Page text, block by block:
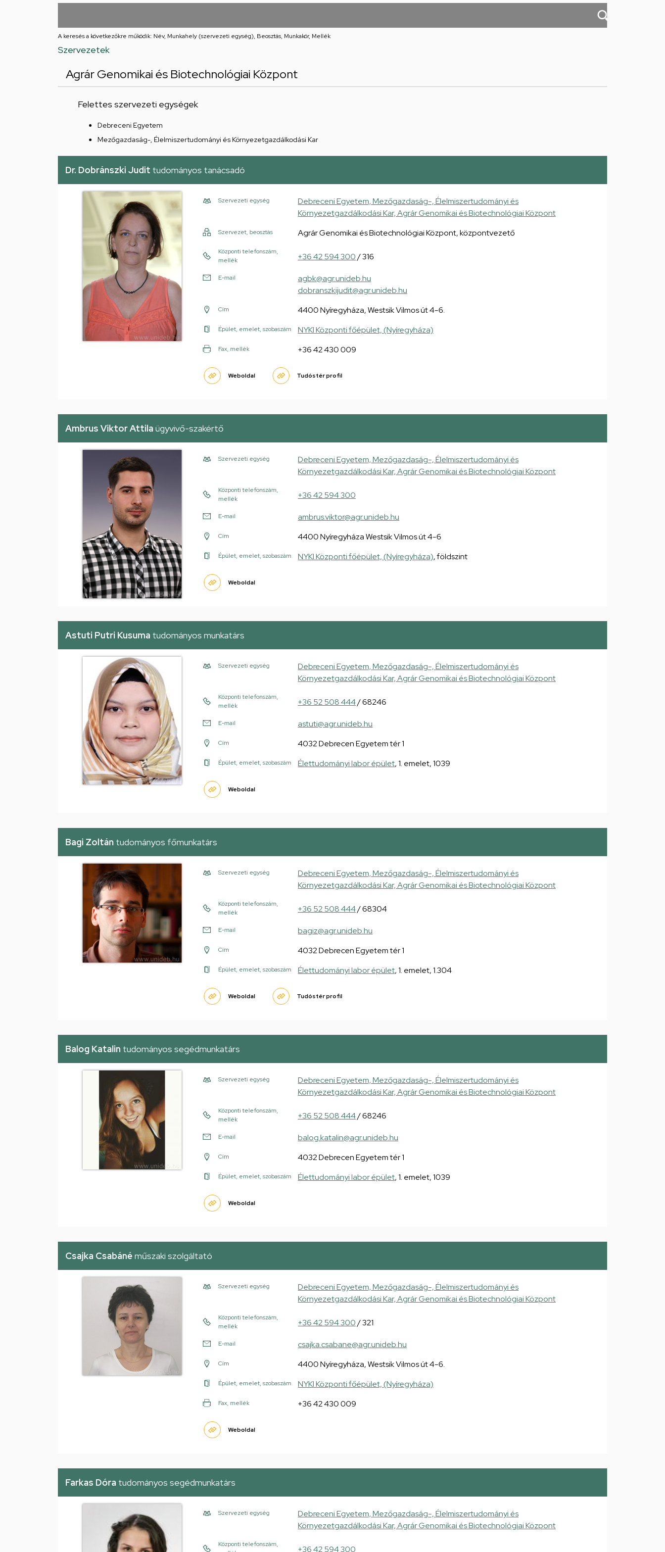
feladatellátási
A keresés a következőkre működik: Név, Munkahely (szervezeti egység), Beosztás, Munkakör, Mellék
Szervezetek
Agrár Genomikai és Biotechnológiai Központ
Felettes szervezeti egységek
Debreceni Egyetem
Mezőgazdaság-, Élelmiszertudományi és Környezetgazdálkodási Kar
Dr. Dobránszki Judit tudományos tanácsadó
Szervezeti egység
Debreceni Egyetem, Mezőgazdaság-, Élelmiszertudományi és
Környezetgazdálkodási Kar, Agrár Genomikai és Biotechnológiai Központ
Szervezet, beosztás Agrár Genomikai és Biotechnológiai Központ, központvezető
Központi telefonszám,
mellék
+36 42 594 300/ 316
E-mail
agbk@agr.unideb.hu
dobranszkijudit@agr.unideb.hu
Cím 4400 Nyíregyháza, Westsik Vilmos út 4-6.
Épület, emelet, szobaszám NYKI Központi főépület, (Nyíregyháza)
Fax, mellék +36 42 430 009
Weboldal Tudóstér profil
Ambrus Viktor Attila ügyvivő-szakértő
Szervezeti egység
Debreceni Egyetem, Mezőgazdaság-, Élelmiszertudományi és
Környezetgazdálkodási Kar, Agrár Genomikai és Biotechnológiai Központ
Központi telefonszám,
mellék
+36 42 594 300
E-mail ambrus.viktor@agr.unideb.hu
Cím 4400 Nyíregyháza Westsik Vilmos út 4-6
Épület, emelet, szobaszám NYKI Központi főépület, (Nyíregyháza), földszint
Weboldal
Astuti Putri Kusuma tudományos munkatárs
Szervezeti egység
Debreceni Egyetem, Mezőgazdaság-, Élelmiszertudományi és
Környezetgazdálkodási Kar, Agrár Genomikai és Biotechnológiai Központ
Központi telefonszám,
mellék
+36 52 508 444/ 68246
E-mail astuti@agr.unideb.hu
Cím 4032 Debrecen Egyetem tér 1
Épület, emelet, szobaszám Élettudományi labor épület, 1. emelet, 1039
Weboldal
Bagi Zoltán tudományos főmunkatárs
Szervezeti egység
Debreceni Egyetem, Mezőgazdaság-, Élelmiszertudományi és
Környezetgazdálkodási Kar, Agrár Genomikai és Biotechnológiai Központ
Központi telefonszám,
mellék
+36 52 508 444/ 68304
E-mail bagiz@agr.unideb.hu
Cím 4032 Debrecen Egyetem tér 1
Épület, emelet, szobaszám Élettudományi labor épület, 1. emelet, 1.304
Weboldal Tudóstér profil
Balog Katalin tudományos segédmunkatárs
Szervezeti egység
Debreceni Egyetem, Mezőgazdaság-, Élelmiszertudományi és
Környezetgazdálkodási Kar, Agrár Genomikai és Biotechnológiai Központ
Központi telefonszám,
mellék
+36 52 508 444/ 68246
E-mail balog.katalin@agr.unideb.hu
Cím 4032 Debrecen Egyetem tér 1
Épület, emelet, szobaszám Élettudományi labor épület, 1. emelet, 1039
Weboldal
Csajka Csabáné műszaki szolgáltató
Szervezeti egység
Debreceni Egyetem, Mezőgazdaság-, Élelmiszertudományi és
Környezetgazdálkodási Kar, Agrár Genomikai és Biotechnológiai Központ
Központi telefonszám,
mellék
+36 42 594 300/ 321
E-mail csajka.csabane@agr.unideb.hu
Cím 4400 Nyíregyháza, Westsik Vilmos út 4-6.
Épület, emelet, szobaszám NYKI Központi főépület, (Nyíregyháza)
Fax, mellék +36 42 430 009
Weboldal
Farkas Dóra tudományos segédmunkatárs
Szervezeti egység
Debreceni Egyetem, Mezőgazdaság-, Élelmiszertudományi és
Környezetgazdálkodási Kar, Agrár Genomikai és Biotechnológiai Központ
Központi telefonszám,
+36 42 594 300